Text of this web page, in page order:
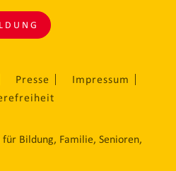
Presse
Impressum
Bildung, Familie, Senioren,